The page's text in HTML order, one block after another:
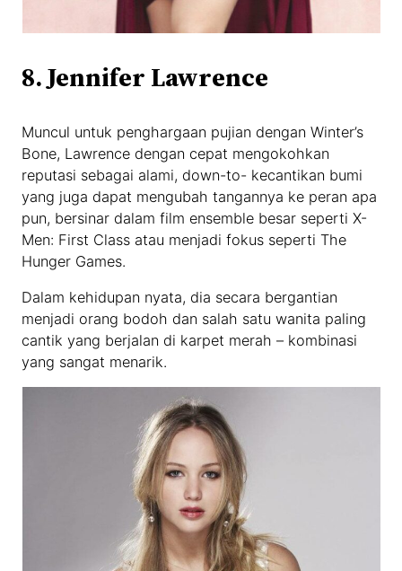
8. Jennifer Lawrence
Muncul untuk penghargaan pujian dengan Winter’s
Bone, Lawrence dengan cepat mengokohkan
reputasi sebagai alami, down-to- kecantikan bumi
yang juga dapat mengubah tangannya ke peran apa
pun, bersinar dalam film ensemble besar seperti X-
Men: First Class atau menjadi fokus seperti The
Hunger Games.
Dalam kehidupan nyata, dia secara bergantian
menjadi orang bodoh dan salah satu wanita paling
cantik yang berjalan di karpet merah – kombinasi
yang sangat menarik.